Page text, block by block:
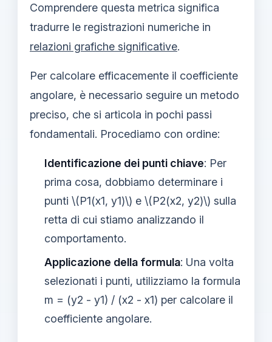
Comprendere questa metrica significa
tradurre le registrazioni numeriche in
relazioni grafiche significative.
Per calcolare efficacemente il coefficiente
angolare, è necessario seguire un metodo
preciso, che si articola in pochi passi
fondamentali. Procediamo con ordine:
Identificazione dei punti chiave: Per
prima cosa, dobbiamo determinare i
punti \(P1(x1, y1)\) e \(P2(x2, y2)\) sulla
retta di cui stiamo analizzando il
comportamento.
Applicazione della formula: Una volta
selezionati i punti, utilizziamo la formula
m = (y2 - y1) / (x2 - x1) per calcolare il
coefficiente angolare.